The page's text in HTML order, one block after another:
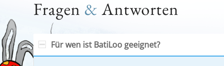
Fragen & Antworten
Für wen ist BatiLoo geeignet?